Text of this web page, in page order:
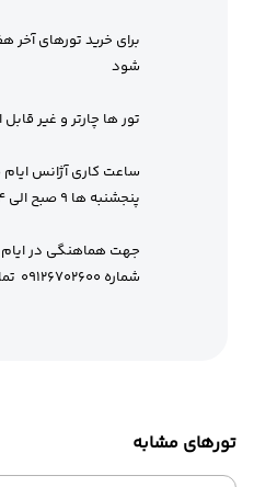
برای خرید تورهای آخر
شود
تور ها چارتر و غیر
پنجشنبه ها 9 صبح الی 14 می باشد.
جهت هماهنگی در ایام
شماره 09126702600 تماس حاصل فرمایید.
تورهای مشابه